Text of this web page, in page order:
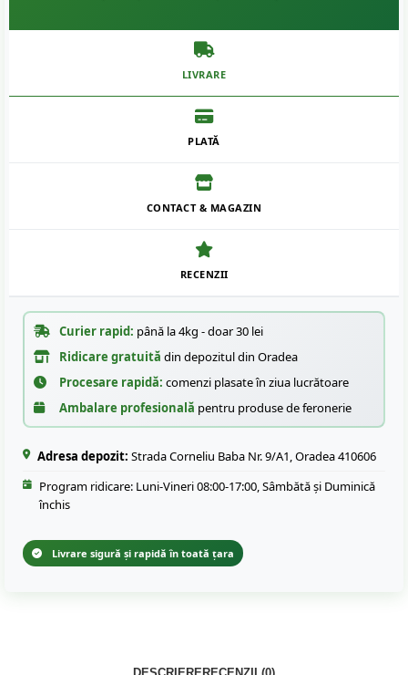
LIVRARE
PLATĂ
CONTACT & MAGAZIN
RECENZII
Curier rapid: până la 4kg - doar 30 lei
Ridicare gratuită din depozitul din Oradea
Procesare rapidă: comenzi plasate în ziua lucrătoare
Ambalare profesională pentru produse de feronerie
Adresa depozit: Strada Corneliu Baba Nr. 9/A1, Oradea 410606
Program ridicare: Luni-Vineri 08:00-17:00, Sâmbătă și Duminică
închis
Livrare sigură și rapidă în toată țara